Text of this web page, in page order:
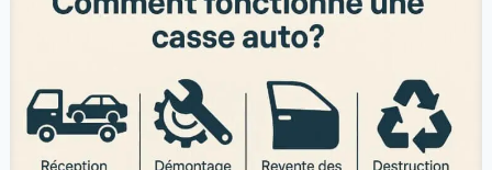
X4
ET
BMW
X2
?